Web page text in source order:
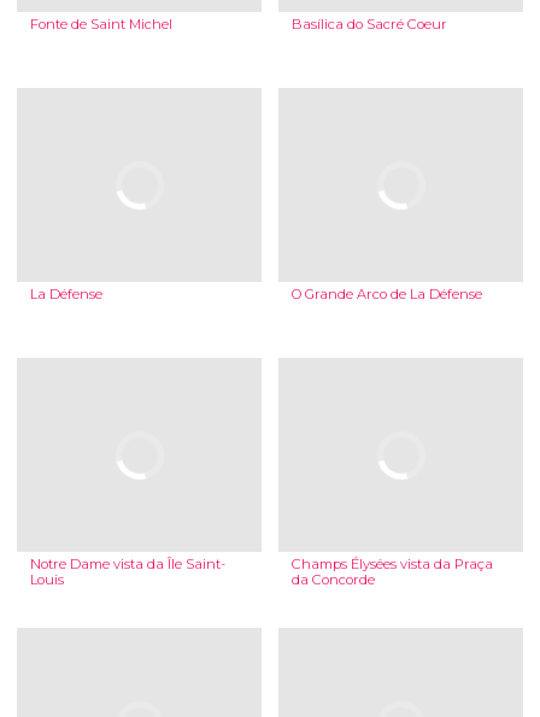
Fonte de Saint Michel Basílica do Sacré Coeur
La Défense O Grande Arco de La Défense
Notre Dame vista da Île Saint-
Louis
Champs Élysées vista da Praça
da Concorde